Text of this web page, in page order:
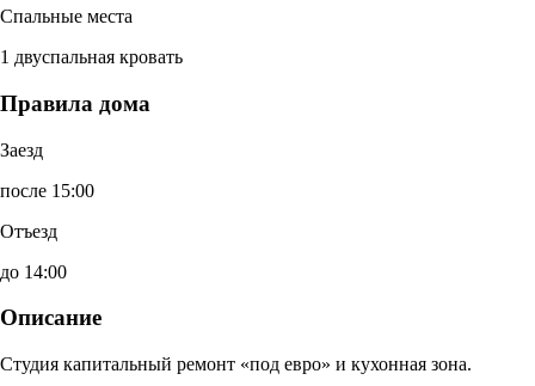
Спальные места
1 двуспальная кровать
Правила дома
Заезд
после 15:00
Отъезд
до 14:00
Описание
Студия капитальный ремонт «под евро» и кухонная зона.